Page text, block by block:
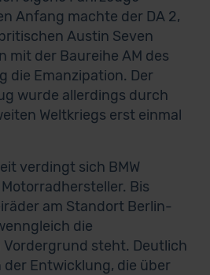
Anfang machte der DA 2,
Austin Seven
mit der Baureihe AM des
die Emanzipation. Der
wurde allerdings durch
Weltkriegs erst einmal
verdingt sich BMW
Bis
am Standort Berlin-
die
steht. Deutlich
der Entwicklung, die über